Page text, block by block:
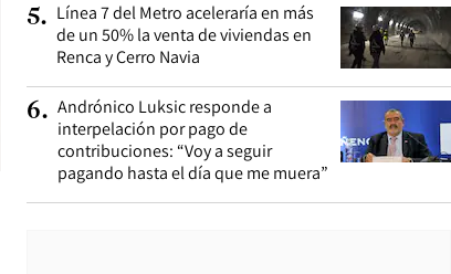
5. Línea 7 del Metro aceleraría en más
de un 50% la venta de viviendas en
Renca y Cerro Navia
6. Andrónico Luksic responde a
interpelación por pago de
contribuciones: “Voy a seguir
pagando hasta el día que me muera”